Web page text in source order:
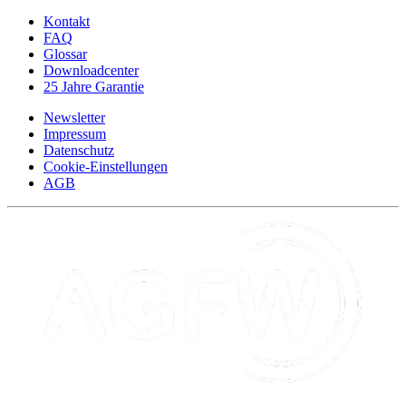
Kontakt
FAQ
Glossar
Downloadcenter
25 Jahre Garantie
Newsletter
Impressum
Datenschutz
Cookie-Einstellungen
AGB